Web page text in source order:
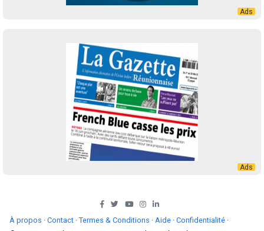
À propos · Contact · Termes & Conditions · Aide · Confidentialité ·